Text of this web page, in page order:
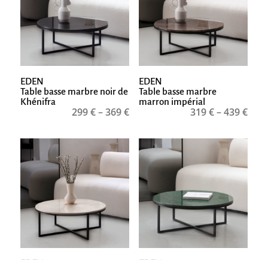
EDEN
Table basse marbre noir de
Khénifra
299€–369€
EDEN
Table basse marbre
marron impérial
319€–439€